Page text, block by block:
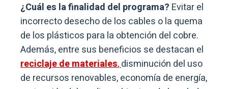
¿Cuál es la finalidad del programa? Evitar el
incorrecto desecho de los cables o la quema
de los plásticos para la obtención del cobre.
Además, entre sus beneficios se destacan el
reciclaje de materiales,disminución del uso
de recursos renovables, economía de energía,